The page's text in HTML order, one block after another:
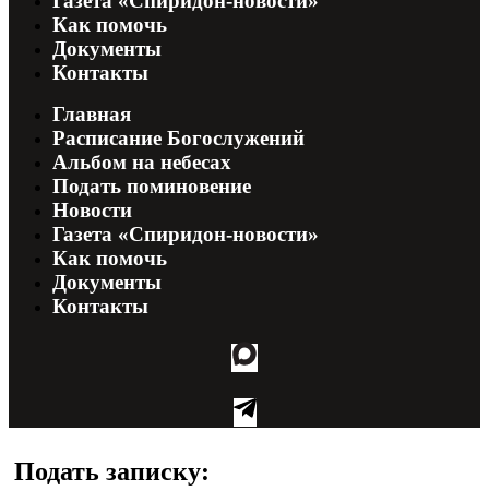
Как помочь
Документы
Контакты
Главная
Расписание Богослужений
Альбом на небесах
Подать поминовение
Новости
Газета «Спиридон-новости»
Как помочь
Документы
Контакты
Подать записку: